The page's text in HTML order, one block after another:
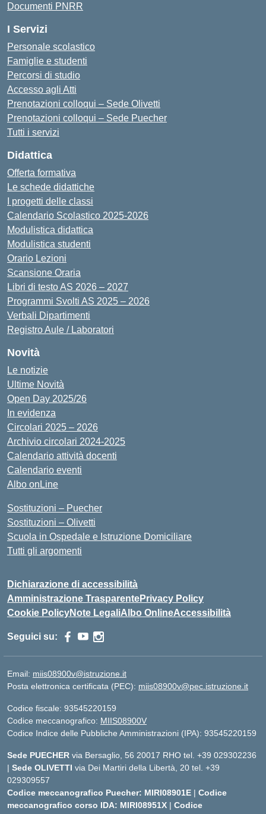
Documenti PNRR
I Servizi
Personale scolastico
Famiglie e studenti
Percorsi di studio
Accesso agli Atti
Prenotazioni colloqui – Sede Olivetti
Prenotazioni colloqui – Sede Puecher
Tutti i servizi
Didattica
Offerta formativa
Le schede didattiche
I progetti delle classi
Calendario Scolastico 2025-2026
Modulistica didattica
Modulistica studenti
Orario Lezioni
Scansione Oraria
Libri di testo AS 2026 – 2027
Programmi Svolti AS 2025 – 2026
Verbali Dipartimenti
Registro Aule / Laboratori
Novità
Le notizie
Ultime Novità
Open Day 2025/26
In evidenza
Circolari 2025 – 2026
Archivio circolari 2024-2025
Calendario attività docenti
Calendario eventi
Albo onLine
Sostituzioni – Puecher
Sostituzioni – Olivetti
Scuola in Ospedale e Istruzione Domiciliare
Tutti gli argomenti
Dichiarazione di accessibilità
Amministrazione TrasparentePrivacy Policy
Cookie PolicyNote LegaliAlbo OnlineAccessibilità
Seguici su:
Email: miis08900v@istruzione.it
Posta elettronica certificata (PEC): miis08900v@pec.istruzione.it
Codice fiscale: 93545220159
Codice meccanografico: MIIS08900V
Codice Indice delle Pubbliche Amministrazioni (IPA): 93545220159
Sede PUECHER via Bersaglio, 56 20017 RHO tel. +39 029302236
| Sede OLIVETTI via Dei Martiri della Libertà, 20 tel. +39
029309557
Codice meccanografico Puecher: MIRI08901E | Codice
meccanografico corso IDA: MIRI08951X | Codice